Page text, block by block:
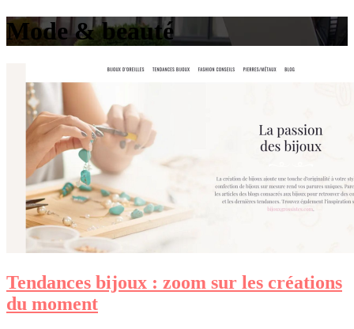
Mode & beauté
Tendances bijoux : zoom sur les créations
du moment